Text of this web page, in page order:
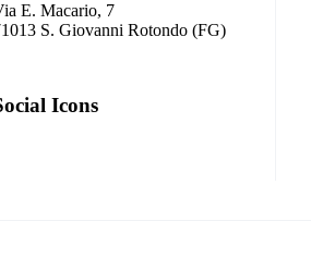
E. Macario, 7
S. Giovanni Rotondo (FG)
Icons